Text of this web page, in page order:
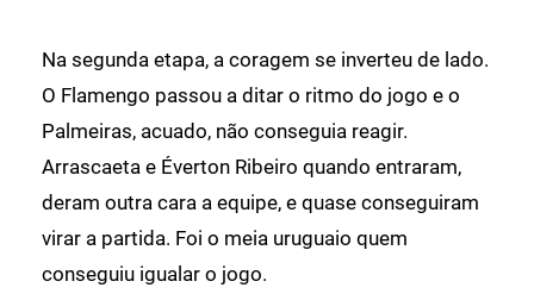
Na segunda etapa, a coragem se inverteu de lado.
O Flamengo passou a ditar o ritmo do jogo e o
Palmeiras, acuado, não conseguia reagir.
Arrascaeta e Éverton Ribeiro quando entraram,
deram outra cara a equipe, e quase conseguiram
virar a partida. Foi o meia uruguaio quem
conseguiu igualar o jogo.